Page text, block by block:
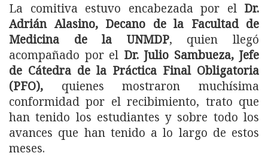
La comitiva estuvo encabezada por el Dr.
Adrián Alasino, Decano de la Facultad de
Medicina de la UNMDP, quien llegó
acompañado por el Dr. Julio Sambueza, Jefe
de Cátedra de la Práctica Final Obligatoria
(PFO), quienes mostraron muchísima
conformidad por el recibimiento, trato que
han tenido los estudiantes y sobre todo los
avances que han tenido a lo largo de estos
meses.